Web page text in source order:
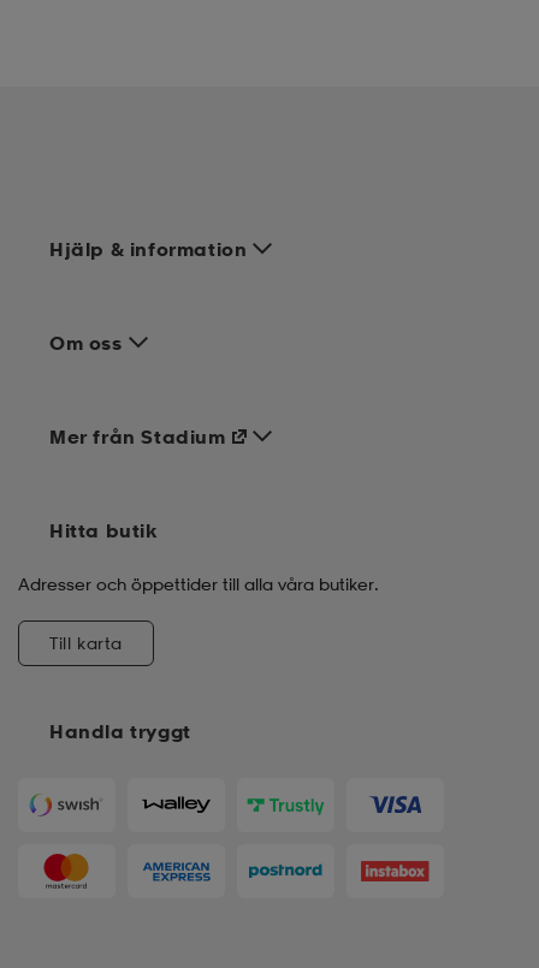
Hjälp & information
Om oss
Handla tryggt
Mer från Stadium
Hitta butik
Adresser och öppettider till alla våra butiker.
Till karta